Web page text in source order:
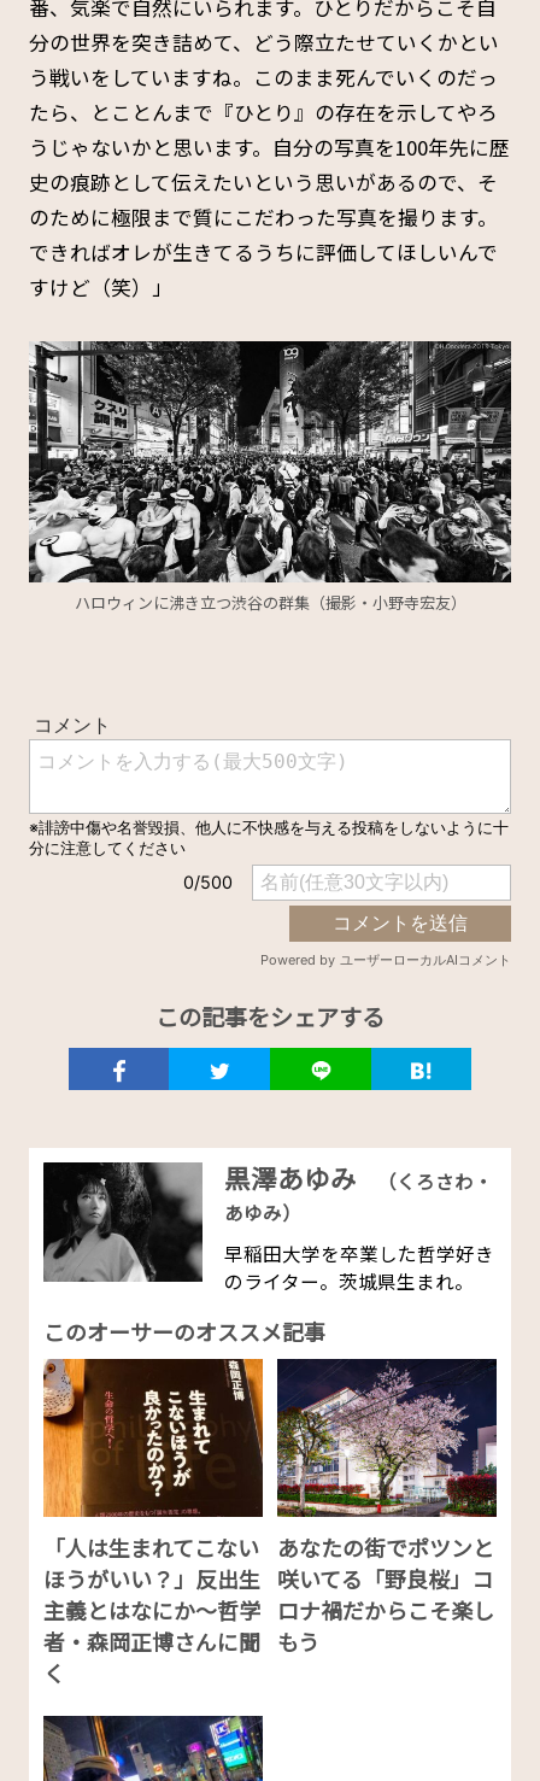
番、気楽で自然にいられます。ひとりだからこそ自
分の世界を突き詰めて、どう際立たせていくかとい
う戦いをしていますね。このまま死んでいくのだっ
たら、とことんまで『ひとり』の存在を示してやろ
うじゃないかと思います。自分の写真を100年先に歴
史の痕跡として伝えたいという思いがあるので、そ
のために極限まで質にこだわった写真を撮ります。
できればオレが生きてるうちに評価してほしいんで
すけど（笑）」
ハロウィンに沸き立つ渋谷の群集（撮影・小野寺宏友）
この記事をシェアする
黒澤あゆみ
（くろさわ・
あゆみ）
早稲田大学を卒業した哲学好き
のライター。茨城県生まれ。
このオーサーのオススメ記事
「人は生まれてこない
ほうがいい？」反出生
主義とはなにか〜哲学
者・森岡正博さんに聞
く
あなたの街でポツンと
咲いてる「野良桜」コ
ロナ禍だからこそ楽し
もう